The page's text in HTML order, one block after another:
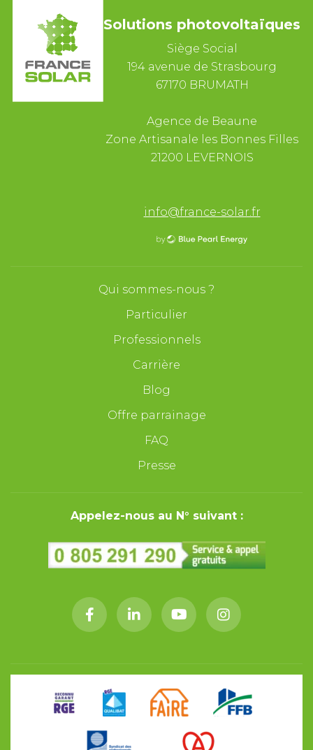
Solutions photovoltaïques
Siège Social
194 avenue de Strasbourg
67170 BRUMATH
Agence de Beaune
Zone Artisanale les Bonnes Filles
21200 LEVERNOIS
info@france-solar.fr
Qui sommes-nous ?
Particulier
Professionnels
Carrière
Blog
Offre parrainage
FAQ
Presse
Appelez-nous au N° suivant :